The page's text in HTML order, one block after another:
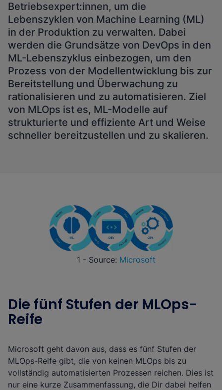
Betriebsexpert:innen, um die
Lebenszyklen von Machine Learning (ML)
in der Produktion zu verwalten. Dabei
werden die Grundsätze von DevOps in den
ML-Lebenszyklus einbezogen, um den
Prozess von der Modellentwicklung bis zur
Bereitstellung und Überwachung zu
rationalisieren und zu automatisieren. Ziel
von MLOps ist es, ML-Modelle auf
strukturierte und effiziente Art und Weise
schneller bereitzustellen und zu skalieren.
1 - Source: Microsoft
Die fünf Stufen der MLOps-
Reife
Microsoft geht davon aus, dass es fünf Stufen der
MLOps-Reife gibt, die von keinen MLOps bis zu
vollständig automatisierten Prozessen reichen. Dies ist
nur eine kurze Zusammenfassung, die Dir dabei helfen